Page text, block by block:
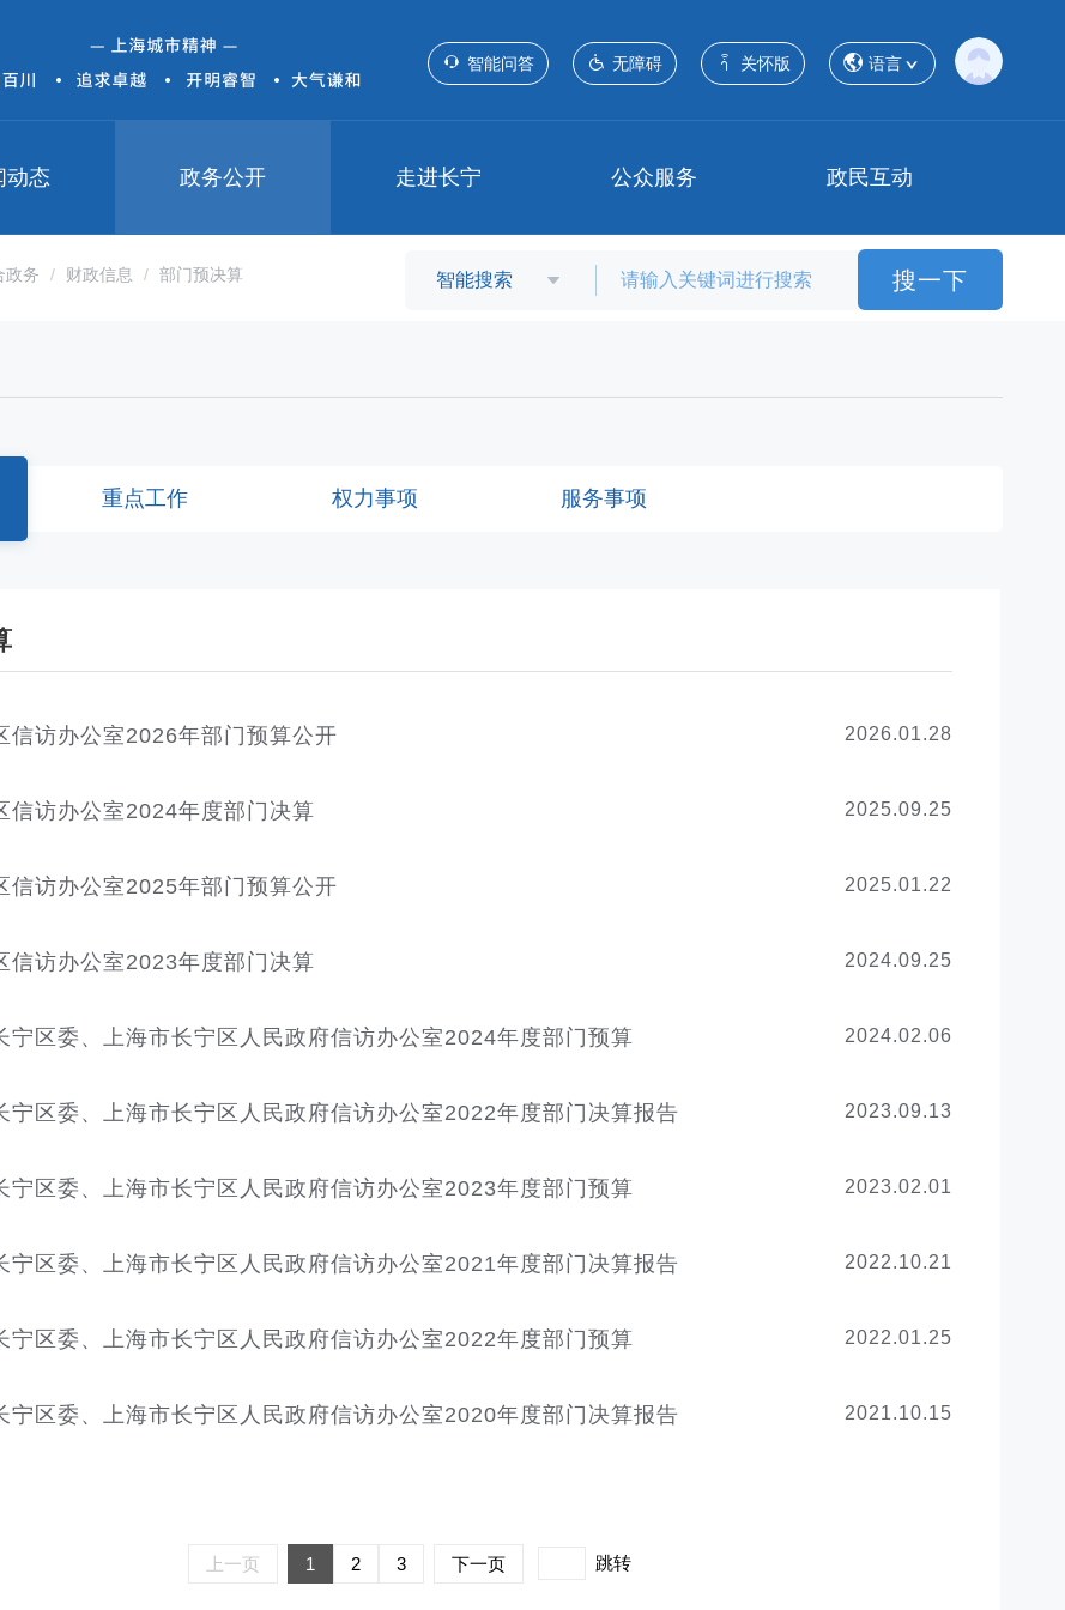
智能问答 无障碍 关怀版 语言
动态 政务公开 走进长宁 公众服务 政民互动
政务 财政信息 部门预决算 搜一下
重点工作 权力事项 服务事项
信访办公室2026年部门预算公开 2026.01.28
信访办公室2024年度部门决算 2025.09.25
信访办公室2025年部门预算公开 2025.01.22
信访办公室2023年度部门决算 2024.09.25
宁区委、上海市长宁区人民政府信访办公室2024年度部门预算 2024.02.06
宁区委、上海市长宁区人民政府信访办公室2022年度部门决算报告 2023.09.13
宁区委、上海市长宁区人民政府信访办公室2023年度部门预算 2023.02.01
宁区委、上海市长宁区人民政府信访办公室2021年度部门决算报告 2022.10.21
宁区委、上海市长宁区人民政府信访办公室2022年度部门预算 2022.01.25
宁区委、上海市长宁区人民政府信访办公室2020年度部门决算报告 2021.10.15
上一页 1 2 3 下一页 跳转